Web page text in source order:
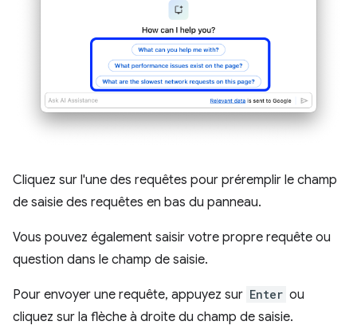
Cliquez sur l'une des requêtes pour préremplir le champ
de saisie des requêtes en bas du panneau.
Vous pouvez également saisir votre propre requête ou
question dans le champ de saisie.
Pour envoyer une requête, appuyez sur Enter ou
cliquez sur la flèche à droite du champ de saisie.